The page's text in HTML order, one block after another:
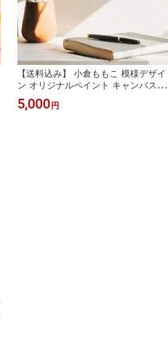
【送料込み】 小倉ももこ 模様デザイ
ン オリジナルペイント キャンバス 10
0×100mm デザイン 絵 模様 柄 絵画
インテリア アート 北欧 おしゃれ か
5,000 円